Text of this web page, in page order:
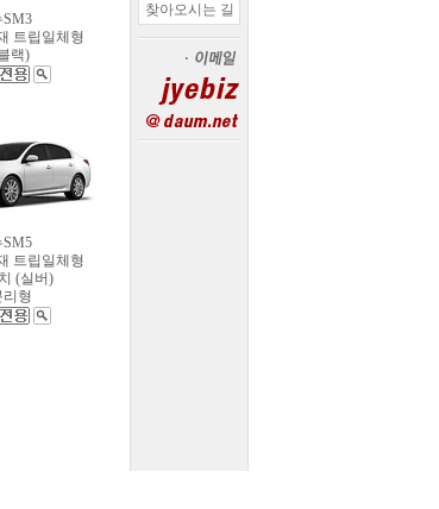
찾아오시는 길
SM3
트립일체형
랙)
SM5
트립일체형
(실버)
리형